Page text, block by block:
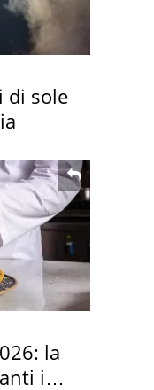
di sole
la
in